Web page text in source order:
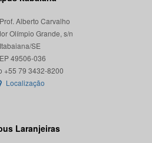
Alberto Carvalho
Olímpio Grande, s/n
Itabaiana/SE
49506-036
Localização
Laranjeiras